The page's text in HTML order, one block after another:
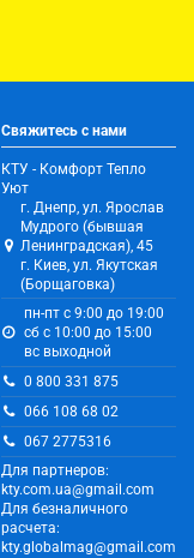
Свяжитесь с нами
КТУ - Комфорт Тепло
Уют
г. Днепр, ул. Ярослав
Мудрого (бывшая
Ленинградская), 45
г. Киев, ул. Якутская
(Борщаговка)
пн-пт с 9:00 до 19:00
сб с 10:00 до 15:00
вс выходной
0 800 331 875
066 108 68 02
067 2775316
Для партнеров:
kty.com.ua@gmail.com
Для безналичного
расчета:
kty.globalmag@gmail.com